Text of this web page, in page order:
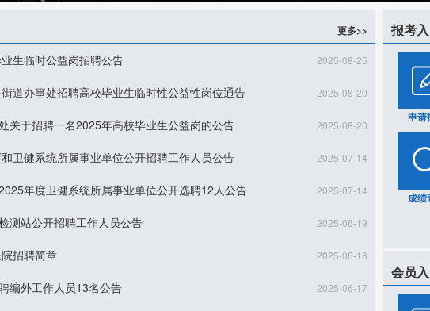
更多>>
生临时公益岗招聘公告 2025-08-25
道办事处招聘高校毕业生临时性公益性岗位通告 2025-08-20
关于招聘一名2025年高校毕业生公益岗的公告 2025-08-20
卫健系统所属事业单位公开招聘工作人员公告 2025-07-14
年度卫健系统所属事业单位公开选聘12人公告 2025-07-14
测站公开招聘工作人员公告 2025-06-19
招聘简章 2025-06-18
编外工作人员13名公告 2025-06-17
报考
申请
成绩
会员